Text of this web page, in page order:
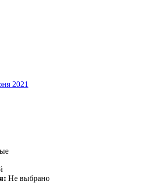
2021
Не выбрано